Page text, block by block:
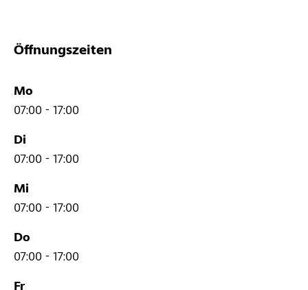
Öffnungszeiten
Mo
07:00 - 17:00
Di
07:00 - 17:00
Mi
07:00 - 17:00
Do
07:00 - 17:00
Fr